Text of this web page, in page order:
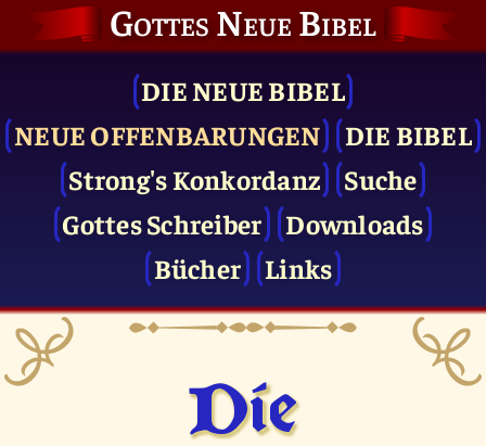
Gottes Neue Bibel
DIE NEUE BIBEL
NEUE OFFENBARUNGEN
DIE BIBEL
Strong's Konkordanz
Suche
Gottes Schreiber
Downloads
Bücher
Links
Die